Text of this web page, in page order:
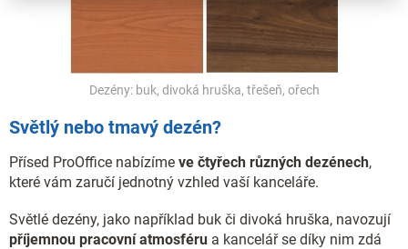
Dezény: buk, divoká hruška, třešeň, ořech
Světlý nebo tmavý dezén?
Přísed ProOffice nabízíme ve čtyřech různých dezénech,
které vám zaručí jednotný vzhled vaší kanceláře.
Světlé dezény, jako například buk či divoká hruška, navozují
příjemnou pracovní atmosféru a kancelář se díky nim zdá